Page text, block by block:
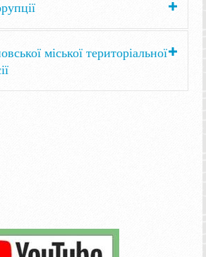
міської територіальної